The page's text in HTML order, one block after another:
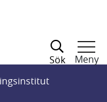
Sök
Meny